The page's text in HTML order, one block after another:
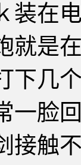
装在
就是
下几
脸回
接触